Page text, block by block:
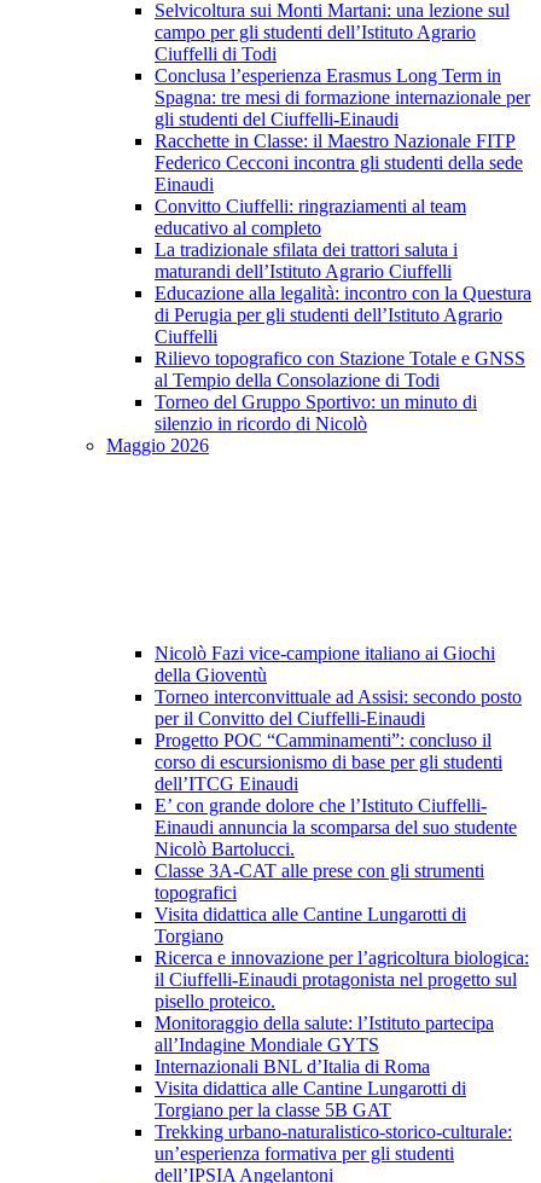
Selvicoltura sui Monti Martani: una lezione sul
campo per gli studenti dell’Istituto Agrario
Ciuffelli di Todi
Conclusa l’esperienza Erasmus Long Term in
Spagna: tre mesi di formazione internazionale per
gli studenti del Ciuffelli-Einaudi
Racchette in Classe: il Maestro Nazionale FITP
Federico Cecconi incontra gli studenti della sede
Einaudi
Convitto Ciuffelli: ringraziamenti al team
educativo al completo
La tradizionale sfilata dei trattori saluta i
maturandi dell’Istituto Agrario Ciuffelli
Educazione alla legalità: incontro con la Questura
di Perugia per gli studenti dell’Istituto Agrario
Ciuffelli
Rilievo topografico con Stazione Totale e GNSS
al Tempio della Consolazione di Todi
Torneo del Gruppo Sportivo: un minuto di
silenzio in ricordo di Nicolò
Maggio 2026
Nicolò Fazi vice-campione italiano ai Giochi
della Gioventù
Torneo interconvittuale ad Assisi: secondo posto
per il Convitto del Ciuffelli-Einaudi
Progetto POC “Camminamenti”: concluso il
corso di escursionismo di base per gli studenti
dell’ITCG Einaudi
E’ con grande dolore che l’Istituto Ciuffelli-
Einaudi annuncia la scomparsa del suo studente
Nicolò Bartolucci.
Classe 3A-CAT alle prese con gli strumenti
topografici
Visita didattica alle Cantine Lungarotti di
Torgiano
Ricerca e innovazione per l’agricoltura biologica:
il Ciuffelli-Einaudi protagonista nel progetto sul
pisello proteico.
Monitoraggio della salute: l’Istituto partecipa
all’Indagine Mondiale GYTS
Internazionali BNL d’Italia di Roma
Visita didattica alle Cantine Lungarotti di
Torgiano per la classe 5B GAT
Trekking urbano-naturalistico-storico-culturale:
un’esperienza formativa per gli studenti
dell’IPSIA Angelantoni